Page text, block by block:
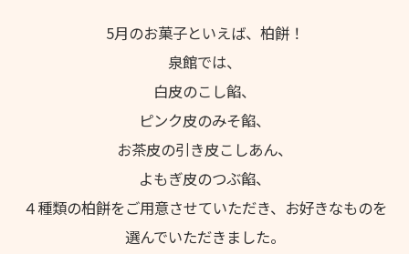
輝き★職員インタビュー【介護職】Vol.2
輝き★職員インタビュー【保育士】
研修センターについて
5月のお菓子といえば、柏餅！
泉館では、
白皮のこし餡、
ピンク皮のみそ餡、
お茶皮の引き皮こしあん、
よもぎ皮のつぶ餡、
４種類の柏餅をご用意させていただき、お好きなものを
選んでいただきました。